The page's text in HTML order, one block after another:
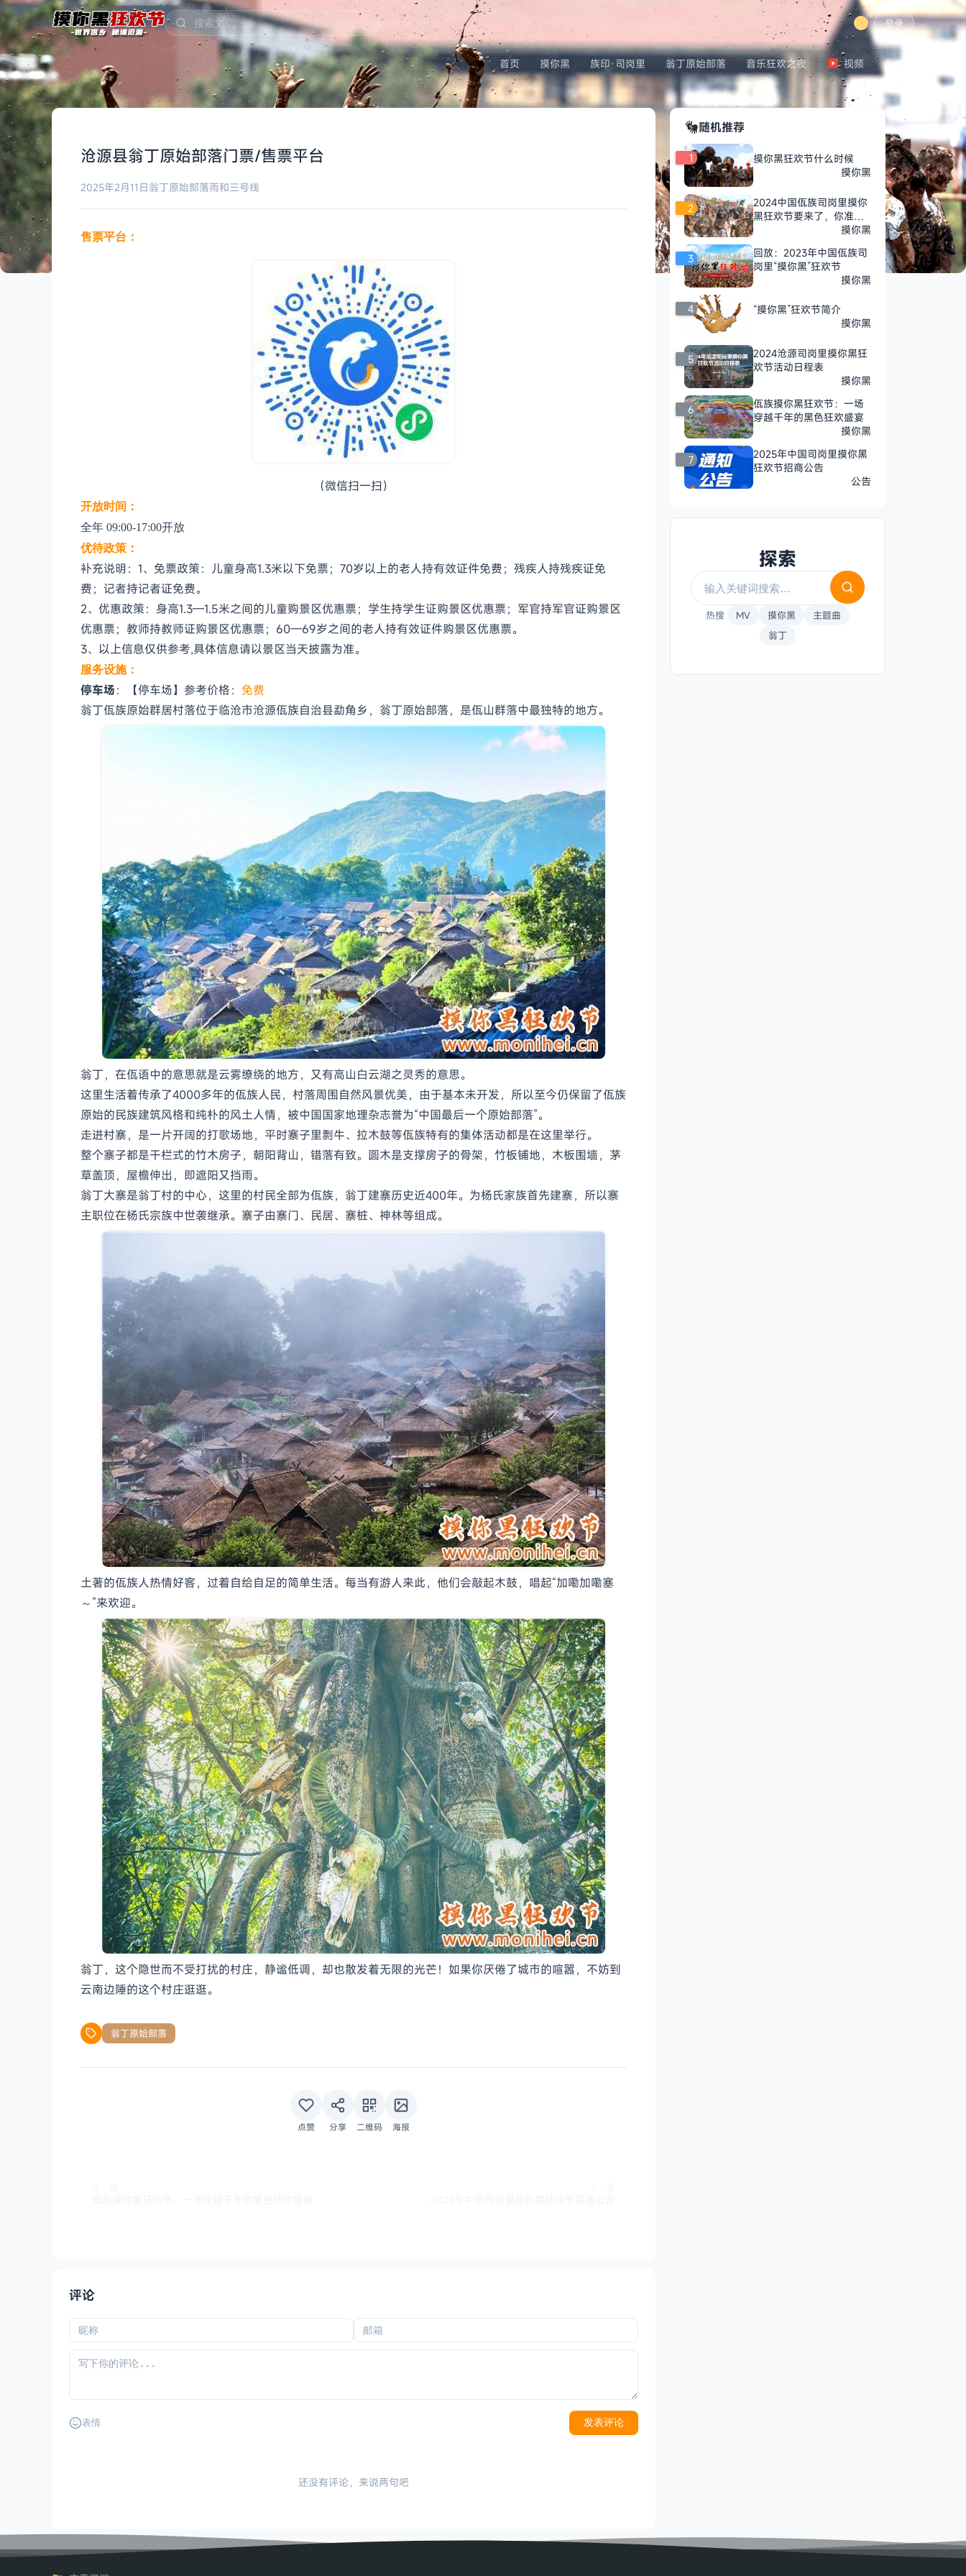
登录
首页 摸你黑 族印·司岗里 翁丁原始部落 音乐狂欢之夜 视频 公告
沧源县翁丁原始部落门票/售票平台
2025年2月11日翁丁原始部落雨和三号线
售票平台：
（微信扫一扫）
开放时间：
全年 09:00-17:00开放
优待政策：
补充说明：1、免票政策：儿童身高1.3米以下免票；70岁以上的老人持有效证件免费；残疾人持残疾证免
费；记者持记者证免费。
2、优惠政策：身高1.3—1.5米之间的儿童购景区优惠票；学生持学生证购景区优惠票；军官持军官证购景区
优惠票；教师持教师证购景区优惠票；60—69岁之间的老人持有效证件购景区优惠票。
3、以上信息仅供参考,具体信息请以景区当天披露为准。
服务设施：
停车场：【停车场】参考价格： 免费
翁丁佤族原始群居村落位于临沧市沧源佤族自治县勐角乡，翁丁原始部落，是佤山群落中最独特的地方。
翁丁，在佤语中的意思就是云雾缭绕的地方，又有高山白云湖之灵秀的意思。
这里生活着传承了4000多年的佤族人民，村落周围自然风景优美，由于基本未开发，所以至今仍保留了佤族
原始的民族建筑风格和纯朴的风土人情，被中国国家地理杂志誉为“中国最后一个原始部落”。
走进村寨，是一片开阔的打歌场地，平时寨子里剽牛、拉木鼓等佤族特有的集体活动都是在这里举行。
整个寨子都是干栏式的竹木房子，朝阳背山，错落有致。圆木是支撑房子的骨架，竹板铺地，木板围墙，茅
草盖顶，屋檐伸出，即遮阳又挡雨。
翁丁大寨是翁丁村的中心，这里的村民全部为佤族，翁丁建寨历史近400年。为杨氏家族首先建寨，所以寨
主职位在杨氏宗族中世袭继承。寨子由寨门、民居、寨桩、神林等组成。
土著的佤族人热情好客，过着自给自足的简单生活。每当有游人来此，他们会敲起木鼓，唱起“加嘞加嘞塞
～”来欢迎。
翁丁，这个隐世而不受打扰的村庄，静谧低调，却也散发着无限的光芒！如果你厌倦了城市的喧嚣，不妨到
云南边陲的这个村庄逛逛。
翁丁原始部落
点赞 分享 二维码 海报
评论
表情 发表评论
还没有评论，来说两句吧
随机推荐
1
摸你黑狂欢节什么时候
摸你黑
2
2024中国佤族司岗里摸你
黑狂欢节要来了，你准备
摸你黑
3
回放：2023年中国佤族司
岗里“摸你黑”狂欢节
摸你黑
4
“摸你黑”狂欢节简介
摸你黑
5
2024沧源司岗里摸你黑狂
欢节活动日程表
摸你黑
6
佤族摸你黑狂欢节：一场
穿越千年的黑色狂欢盛宴
摸你黑
7
2025年中国司岗里摸你黑
狂欢节招商公告
公告
探索
热搜 MV 摸你黑
主题曲
翁丁